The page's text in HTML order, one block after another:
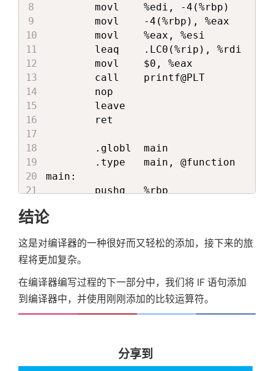
        movl    %edi, -4(%rbp)
        movl    -4(%rbp), %eax
        movl    %eax, %esi
        leaq    .LC0(%rip), %rdi
        movl    $0, %eax
        call    printf@PLT
        nop
        leave
        ret
        .globl  main
        .type   main, @function
main:
        pushq   %rbp
        .comm   x,8,8
        movq    $9, %r9
        cmpq    %r9, %r8
        setl    %r9b
        andq    $255,%r9
        movq    %r9, x(%rip)
        movq    x(%rip), %r8
        call    printint
        movq    $7, %r8
结论
这是对编译器的一种很好而又轻松的添加，接下来的旅
程将更加复杂。
在编译器编写过程的下一部分中，我们将 IF 语句添加
到编译器中，并使用刚刚添加的比较运算符。
分享到